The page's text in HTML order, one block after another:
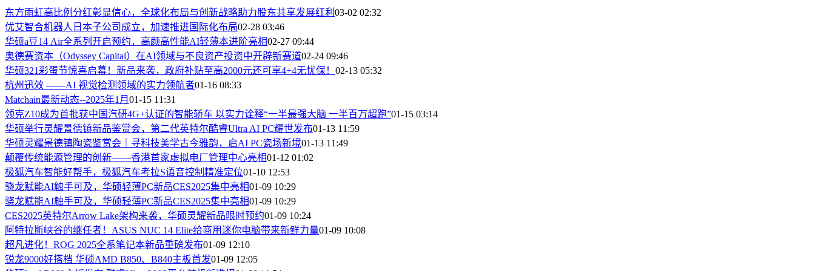
东方雨虹高比例分红彰显信心，全球化布局与创新战略助力股东共享发展红利 03-02 02:32
优艾智合机器人日本子公司成立，加速推进国际化布局02-28 03:46
华硕a豆14 Air全系列开启预约，高颜高性能AI轻薄本进阶亮相02-27 09:44
奥德赛资本（Odyssey Capital）在AI领域与不良资产投资中开辟新赛道02-24 09:46
华硕321彩蛋节惊喜启幕！新品来袭，政府补贴至高2000元还可享4+4无忧保！ 02-13 05:32
杭州迅效 ——AI 视觉检测领域的实力领航者01-16 08:33
Matchain最新动态--2025年1月 01-15 11:31
领克Z10成为首批获中国汽研4G+认证的智能轿车 以实力诠释“一半最强大脑 一半百万超跑”01-15 03:14
华硕举行灵耀景德镇新品鉴赏会，第二代英特尔酷睿Ultra AI PC耀世发布01-13 11:59
华硕灵耀景德镇陶瓷鉴赏会｜寻科技美学古今雅韵，启AI PC瓷场新境01-13 11:49
颠覆传统能源管理的创新——香港首家虚拟电厂管理中心亮相01-12 01:02
极狐汽车智能好帮手，极狐汽车考拉S语音控制精准定位01-10 12:53
骁龙赋能AI触手可及，华硕轻薄PC新品CES2025集中亮相01-09 10:29
骁龙赋能AI触手可及，华硕轻薄PC新品CES2025集中亮相01-09 10:29
CES2025英特尔Arrow Lake架构来袭，华硕灵耀新品限时预约01-09 10:24
阿特拉斯峡谷的继任者！ASUS NUC 14 Elite给商用迷你电脑带来新鲜力量01-09 10:08
超凡进化！ROG 2025全系笔记本新品重磅发布01-09 12:10
锐龙9000好搭档 华硕AMD B850、B840主板首发01-09 12:05